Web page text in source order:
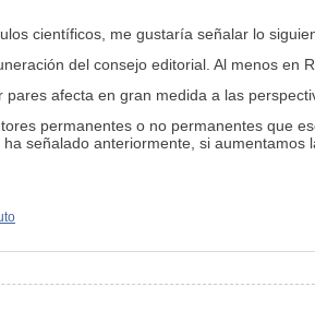
científicos, me gustaría señalar lo
del consejo editorial. Al menos en
afecta en gran medida a las
permanentes o no permanentes que
señalado anteriormente, si